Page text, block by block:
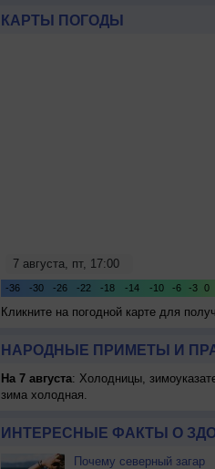
КАРТЫ ПОГОДЫ
Кликните на погодной карте для
НАРОДНЫЕ ПРИМЕТЫ И
На 7 августа: Холодницы,
зима холодная.
ИНТЕРЕСНЫЕ ФАКТЫ О
Почему северный загар